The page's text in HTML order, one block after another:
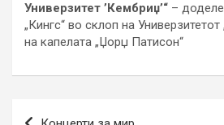
Универзитет ’Кембриџ’“ –
„Кингс“ во склоп на
на капелата „Џорџ Патисон“
Post